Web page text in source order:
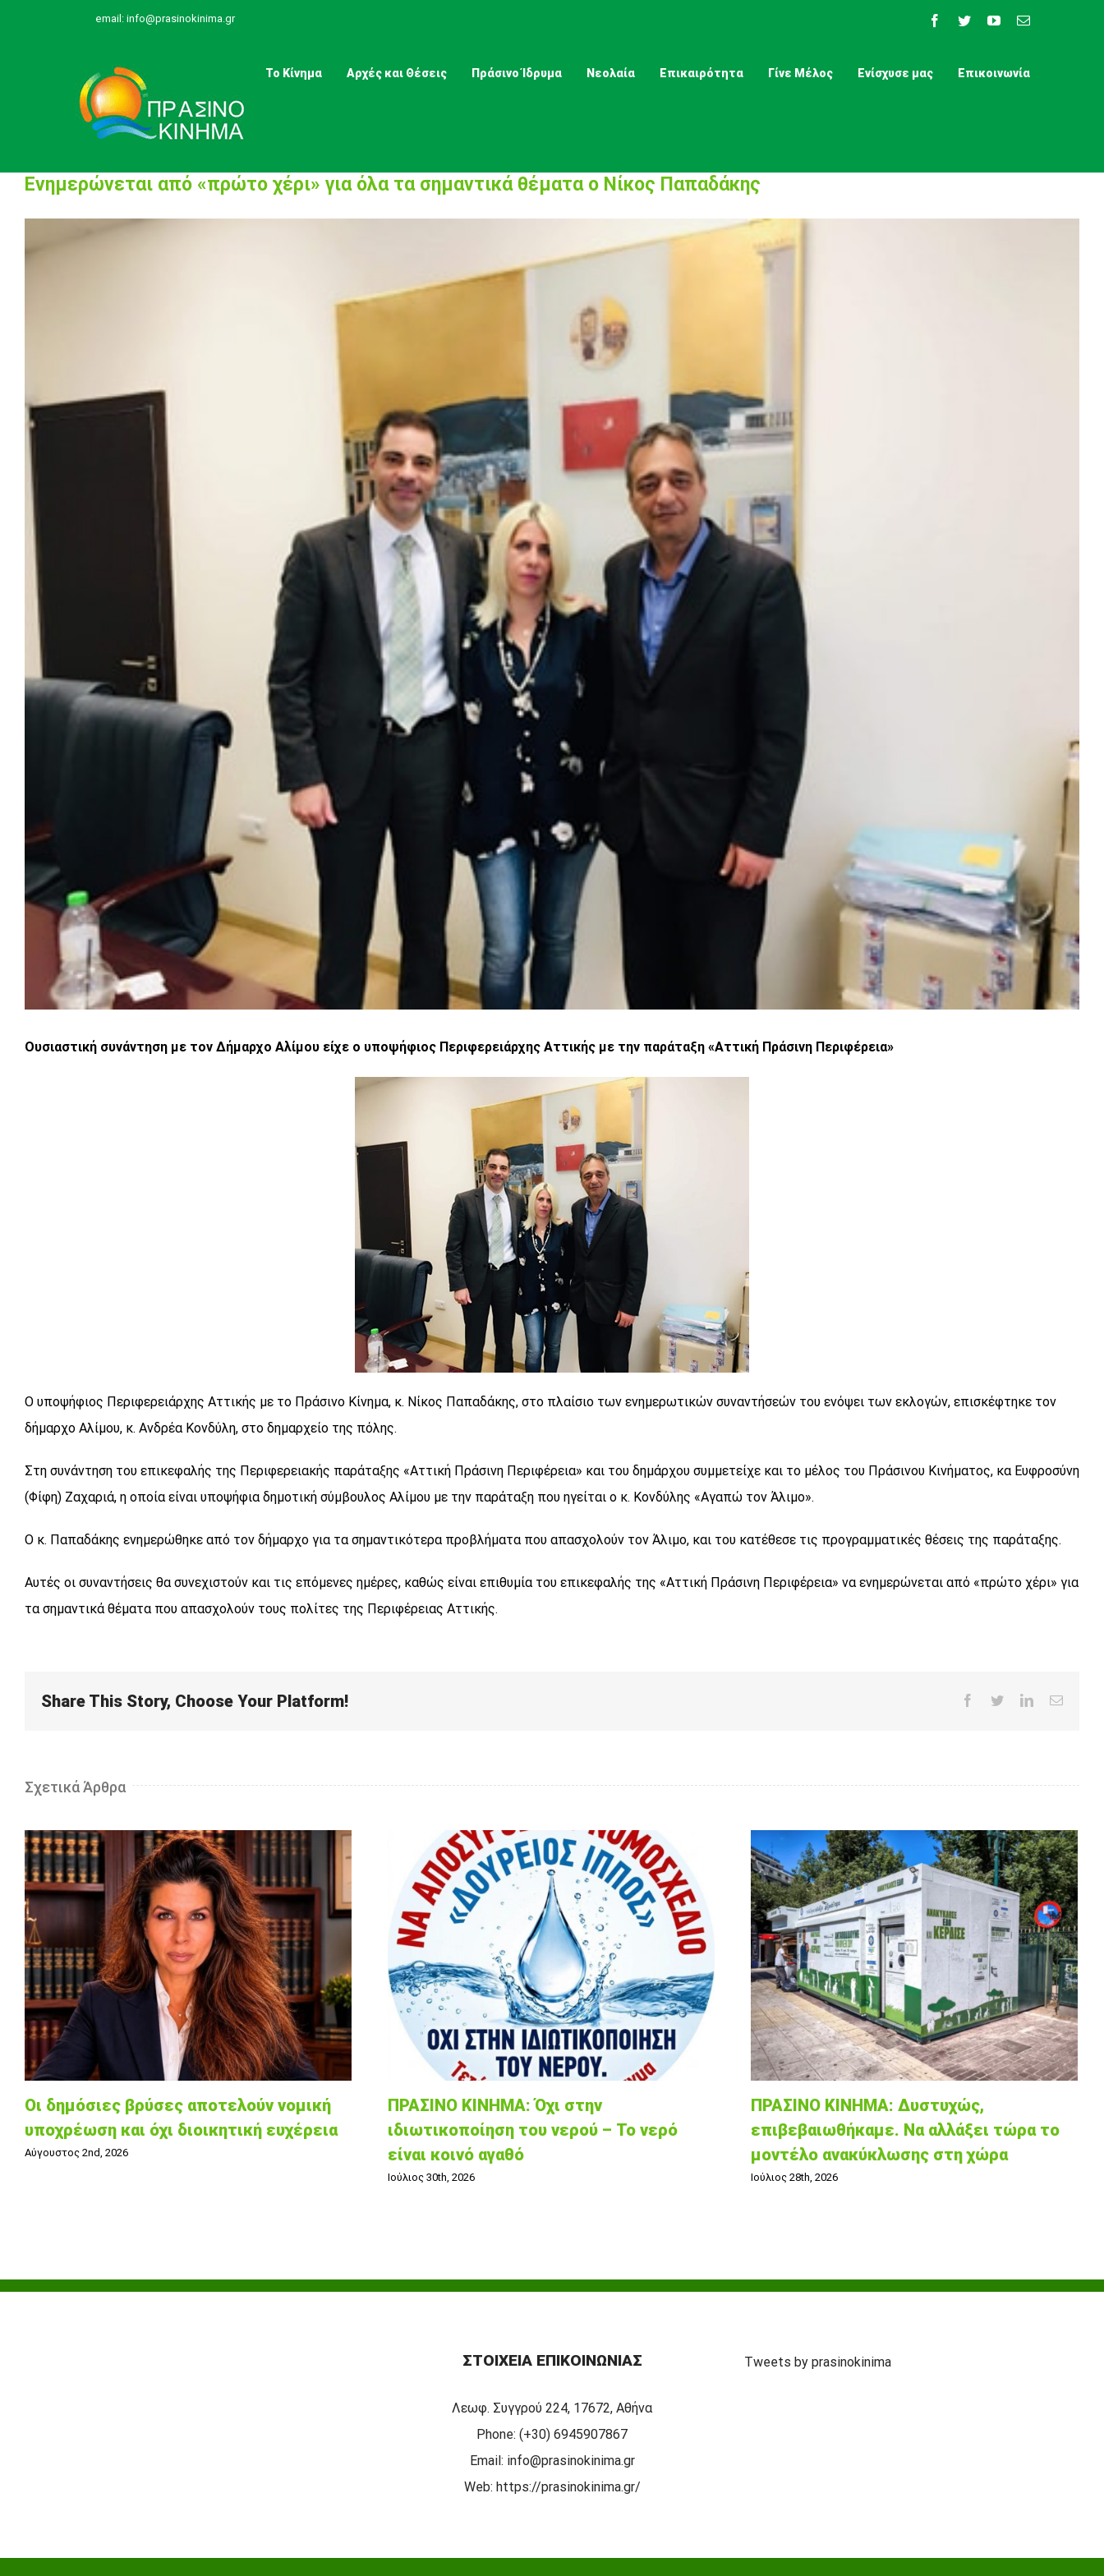
email: info@prasinokinima.gr Facebook
TwitterYouTubeEmail
Το Κίνημα Αρχές και Θέσεις Πράσινο Ίδρυμα Νεολαία Επικαιρότητα Γίνε Μέλος Ενίσχυσε μας Επικοινωνία
Ενημερώνεται από «πρώτο χέρι» για όλα τα σημαντικά θέματα ο Νίκος Παπαδάκης
Larger
Ουσιαστική συνάντηση με τον Δήμαρχο Αλίμου είχε ο υποψήφιος Περιφερειάρχης Αττικής με την παράταξη «Αττική Πράσινη Περιφέρεια»
Ο υποψήφιος Περιφερειάρχης Αττικής με το Πράσινο Κίνημα, κ. Νίκος Παπαδάκης, στο πλαίσιο των ενημερωτικών συναντήσεών του ενόψει των εκλογών, επισκέφτηκε τον
δήμαρχο Αλίμου, κ. Ανδρέα Κονδύλη, στο δημαρχείο της πόλης.
Στη συνάντηση του επικεφαλής της Περιφερειακής παράταξης «Αττική Πράσινη Περιφέρεια» και του δημάρχου συμμετείχε και το μέλος του Πράσινου Κινήματος, κα Ευφροσύνη
(Φίφη) Ζαχαριά, η οποία είναι υποψήφια δημοτική σύμβουλος Αλίμου με την παράταξη που ηγείται ο κ. Κονδύλης «Αγαπώ τον Άλιμο».
Ο κ. Παπαδάκης ενημερώθηκε από τον δήμαρχο για τα σημαντικότερα προβλήματα που απασχολούν τον Άλιμο, και του κατέθεσε τις προγραμματικές θέσεις της παράταξης.
Αυτές οι συναντήσεις θα συνεχιστούν και τις επόμενες ημέρες, καθώς είναι επιθυμία του επικεφαλής της «Αττική Πράσινη Περιφέρεια» να ενημερώνεται από «πρώτο χέρι» για
τα σημαντικά θέματα που απασχολούν τους πολίτες της Περιφέρειας Αττικής.
Share This Story, Choose Your Platform! Facebook
TwitterLinkedInEmail
Σχετικά Άρθρα
Οι δημόσιες βρύσες αποτελούν νομική
υποχρέωση και όχι διοικητική ευχέρεια
Αύγουστος 2nd, 2026
ΠΡΑΣΙΝΟ ΚΙΝΗΜΑ: Όχι στην
ιδιωτικοποίηση του νερού – Το νερό
είναι κοινό αγαθό
Ιούλιος 30th, 2026
ΠΡΑΣΙΝΟ ΚΙΝΗΜΑ: Δυστυχώς,
επιβεβαιωθήκαμε. Να αλλάξει τώρα το
μοντέλο ανακύκλωσης στη χώρα
Ιούλιος 28th, 2026
ΣΤΟΙΧΕΊΑ ΕΠΙΚΟΙΝΩΝΊΑΣ
Λεωφ. Συγγρού 224, 17672, Αθήνα
Phone: (+30) 6945907867
Email: info@prasinokinima.gr
Web: https://prasinokinima.gr/
Tweets by prasinokinima